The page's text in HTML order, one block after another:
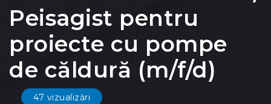
Peisagist pentru
proiecte cu pompe
de căldură (m/f/d)
47 vizualizări